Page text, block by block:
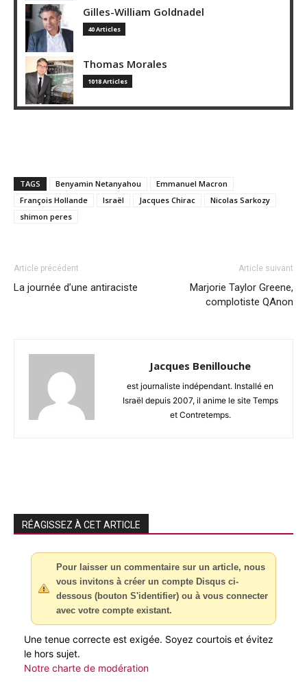
Gilles-William Goldnadel
40 Articles
Thomas Morales
1018 Articles
TAGS Benyamin Netanyahou
Emmanuel Macron
François Hollande
Israël Jacques Chirac
Nicolas Sarkozy
shimon peres
Article précédent
La journée d’une antiraciste
Article suivant
Marjorie Taylor Greene,
complotiste QAnon
Jacques Benillouche
est journaliste indépendant. Installé en
Israël depuis 2007, il anime le site Temps
et Contretemps.
RÉAGISSEZ À CET ARTICLE
Pour laisser un commentaire sur un article, nous
vous invitons à créer un compte Disqus ci-
dessous (bouton S'identifier) ou à vous connecter
avec votre compte existant.
Une tenue correcte est exigée. Soyez courtois et évitez
le hors sujet.
Notre charte de modération